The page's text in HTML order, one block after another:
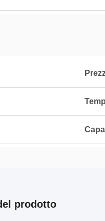
prodotto